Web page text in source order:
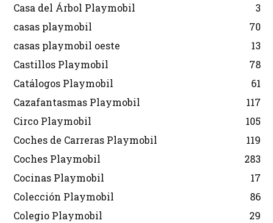
Casa del Árbol Playmobil
3
casas playmobil
70
casas playmobil oeste
13
Castillos Playmobil
78
Catálogos Playmobil
61
Cazafantasmas Playmobil
117
Circo Playmobil
105
Coches de Carreras Playmobil
119
Coches Playmobil
283
Cocinas Playmobil
17
Colección Playmobil
86
Colegio Playmobil
29